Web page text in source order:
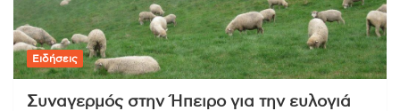
Ειδήσεις
Συναγερμός στην Ήπειρο για την ευλογιά